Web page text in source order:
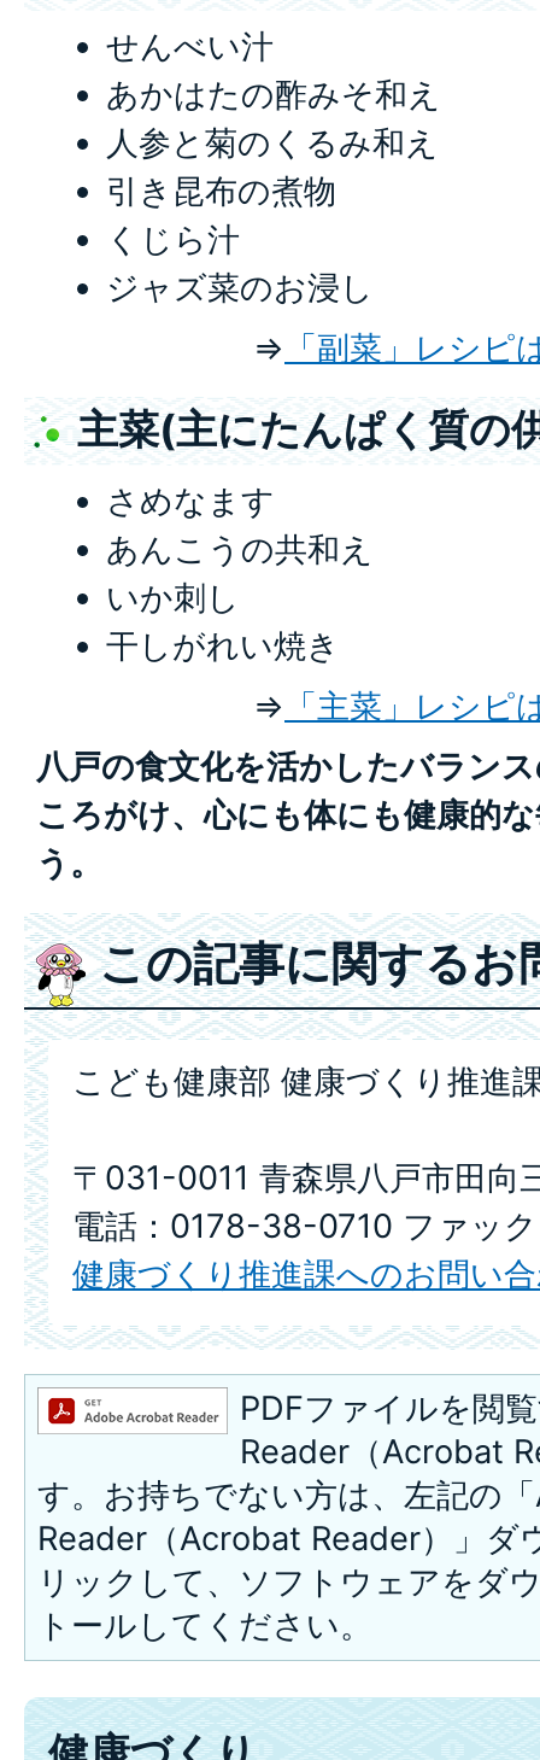
せんべい汁
あかはたの酢みそ和え
人参と菊のくるみ和え
引き昆布の煮物
くじら汁
ジャズ菜のお浸し
⇒ 「副菜」レシピ
主菜(主にたんぱく質の
さめなます
あんこうの共和え
いか刺し
干しがれい焼き
⇒ 「主菜」レシピ
八戸の食文化を活かしたバラン
ころがけ、心にも体にも健康的
う。
この記事に関するお
こども健康部 健康づくり推進
〒031-0011 青森県八戸市田向
電話：0178-38-0710 ファッ
健康づくり推進課へのお問い
PDFファイルを閲
Reader（Acrobat
す。お持ちでない方は、左記の
Reader（Acrobat Reader）」ダ
リックして、ソフトウェアをダ
トールしてください。